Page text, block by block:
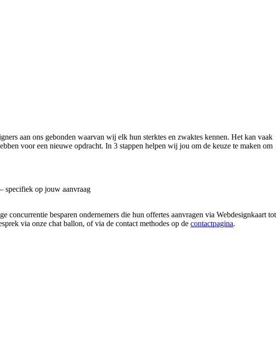
aan ons gebonden waarvan wij elk hun sterktes en zwaktes kennen. Het kan vaak
voor een nieuwe opdracht. In 3 stappen helpen wij jou om de keuze te maken om
specifiek op jouw aanvraag
besparen ondernemers die hun offertes aanvragen via Webdesignkaart tot
via onze chat ballon, of via de contact methodes op de contactpagina.